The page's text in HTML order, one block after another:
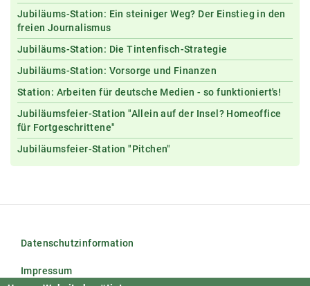
Jubiläums-Station: Ein steiniger Weg? Der Einstieg in den
freien Journalismus
Jubiläums-Station: Die Tintenfisch-Strategie
Jubiläums-Station: Vorsorge und Finanzen
Station: Arbeiten für deutsche Medien - so funktioniert's!
Jubiläumsfeier-Station "Allein auf der Insel? Homeoffice
für Fortgeschrittene"
Jubiläumsfeier-Station "Pitchen"
Datenschutzinformation
Impressum